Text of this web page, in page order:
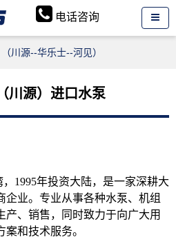
电话咨询
川源--华乐士--河见）
川源）进口水泵
1995年投资大陆，是一家深耕大
企业。专业从事各种水泵、机组
产、销售，同时致力于向广大用
和技术服务。